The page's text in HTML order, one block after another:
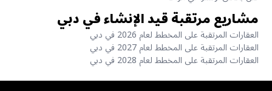
مشاريع مرتقبة قيد الإنشاء في دبي
العقارات المرتقبة على المخطط لعام 2026 في دبي
العقارات المرتقبة على المخطط لعام 2027 في دبي
العقارات المرتقبة على المخطط لعام 2028 في دبي